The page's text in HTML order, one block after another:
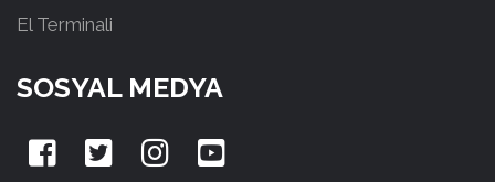
El Terminali
SOSYAL MEDYA